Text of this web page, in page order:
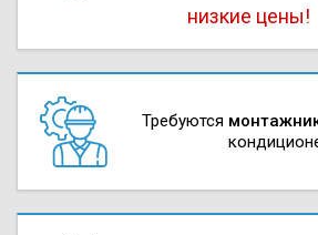
низкие цены!
Требуются